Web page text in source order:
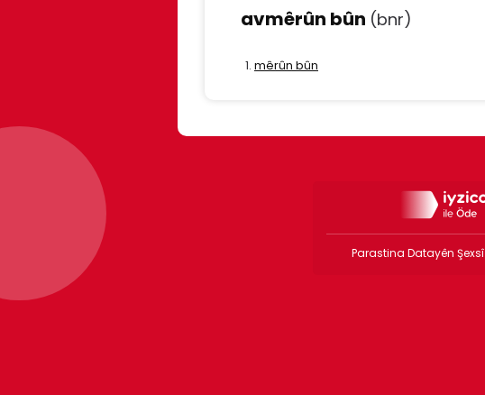
avmêrûn bûn (bnr)
mêrûn bûn
Parastina Datayên Şexsî